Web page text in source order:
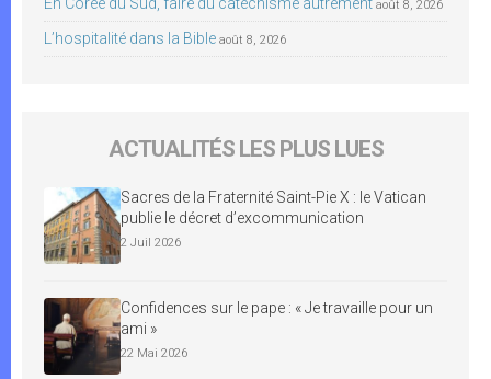
août 8, 2026
L’hospitalité dans la Bible août 8, 2026
ACTUALITÉS LES PLUS LUES
Sacres de la Fraternité Saint-Pie X : le Vatican
publie le décret d’excommunication
2 Juil 2026
Confidences sur le pape : « Je travaille pour un
ami »
22 Mai 2026